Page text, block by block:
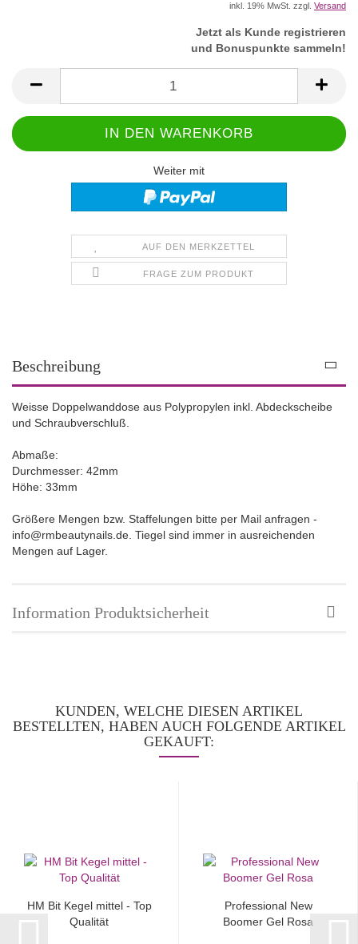
inkl. 19% MwSt. zzgl. Versand
Jetzt als Kunde registrieren
und Bonuspunkte sammeln!
Weiter mit
AUF DEN MERKZETTEL
FRAGE ZUM PRODUKT
Beschreibung
Weisse Doppelwanddose aus Polypropylen inkl. Abdeckscheibe
und Schraubverschluß.
Abmaße:
Durchmesser: 42mm
Höhe: 33mm
Größere Mengen bzw. Staffelungen bitte per Mail anfragen -
info@rmbeautynails.de. Tiegel sind immer in ausreichenden
Mengen auf Lager.
Information Produktsicherheit
KUNDEN, WELCHE DIESEN ARTIKEL
BESTELLTEN, HABEN AUCH FOLGENDE ARTIKEL
GEKAUFT:
HM Bit Kegel mittel - Top
Qualität
Professional New
Boomer Gel Rosa